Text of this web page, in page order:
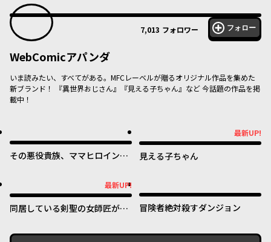
7,013 フォロワー フォロー
WebComicアパンダ
いま読みたい、すべてがある。MFCレーベルが贈るオリジナル作品を集めた
新ブランド！ 『異世界おじさん』『見える子ちゃん』など 今話題の作品を掲
載中！
その悪役貴族、ママヒロインが
となり不遇な推しキャラ助けま
くる～
最新UP!
見える子ちゃん
最新UP!
同居している剣聖の女師匠が可
冒険者絶対殺すダンジョン